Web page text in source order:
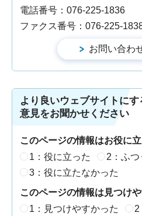
電話番号：076-225-1836
ファクス番号：076-225-
より良いウェブサイトに
意見をお聞かせください
このページの情報はお役に
1：役に立った
2：ふつ
3：役に立たなかった
このページの情報は見つけ
1：見つけやすかった
2